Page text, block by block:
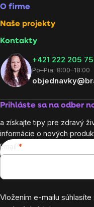
O firme
Naše projekty
Kontakty
+421 222 205
Po–Pia: 8:00–18:00
Prihláste sa na odber
a získajte tipy pre zdravý
informácie o nových
Email
Vložením e-mailu súhlasíte